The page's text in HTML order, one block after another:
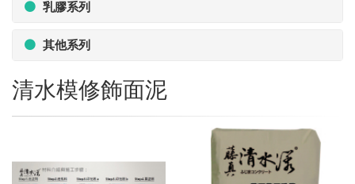
乳膠系列
其他系列
清水模修飾面泥